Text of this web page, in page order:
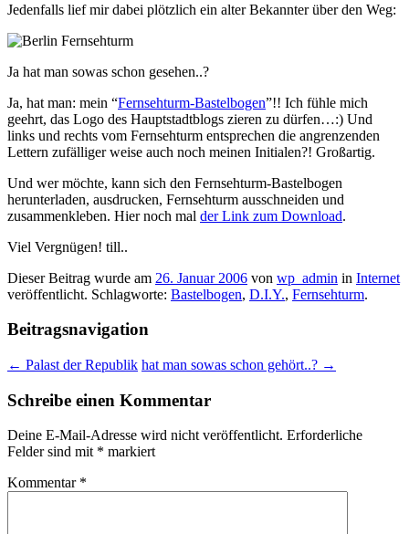
Jedenfalls lief mir dabei plötzlich ein alter Bekannter über den Weg:
Ja hat man sowas schon gesehen..?
Ja, hat man: mein “Fernsehturm-Bastelbogen”!! Ich fühle mich
geehrt, das Logo des Hauptstadtblogs zieren zu dürfen…:) Und
links und rechts vom Fernsehturm entsprechen die angrenzenden
Lettern zufälliger weise auch noch meinen Initialen?! Großartig.
Und wer möchte, kann sich den Fernsehturm-Bastelbogen
herunterladen, ausdrucken, Fernsehturm ausschneiden und
zusammenkleben. Hier noch mal der Link zum Download.
Viel Vergnügen! till..
Dieser Beitrag wurde am 26. Januar 2006 von wp_admin in Internet
veröffentlicht. Schlagworte: Bastelbogen, D.I.Y., Fernsehturm.
Beitragsnavigation
← Palast der Republik hat man sowas schon gehört..? →
Schreibe einen Kommentar
Deine E-Mail-Adresse wird nicht veröffentlicht. Erforderliche
Felder sind mit * markiert
Kommentar *